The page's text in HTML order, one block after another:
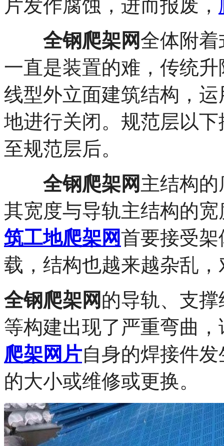
片发作腐蚀，进而报废，
全钢爬架网全体附
一直是装置的难，传统
线型外立面建筑结构，
地进行关闭。规范层以
至规范层后。
全钢爬架网 主结构
其宽度与导轨主结构的
筑工地爬架网首要接受
载，结构也越来越杂乱
全钢爬架网 的导轨、支
等构建出现了严重弯曲
爬架网片自身的焊接件
的大小或维修或更换。